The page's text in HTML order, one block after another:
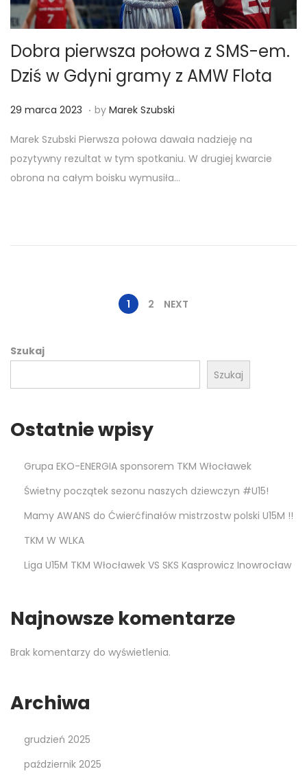
Dobra pierwsza połowa z SMS-em.
Dziś w Gdyni gramy z AMW Flota
Posted on
29 marca 2023 2
m
a
r
. by Marek Szubski
Marek Szubski Pierwsza połowa dawała nadzieję na
pozytywny rezultat w tym spotkaniu. W drugiej kwarcie
obrona na całym boisku wymusiła…
1 2 NEXT
Szukaj
Szukaj
Ostatnie wpisy
Grupa EKO-ENERGIA sponsorem TKM Włocławek
Świetny początek sezonu naszych dziewczyn #U15!
Mamy AWANS do Ćwierćfinałów mistrzostw polski U15M !!
TKM W WLKA
Liga U15M TKM Włocławek VS SKS Kasprowicz Inowrocław
Najnowsze komentarze
Brak komentarzy do wyświetlenia.
Archiwa
grudzień 2025
październik 2025